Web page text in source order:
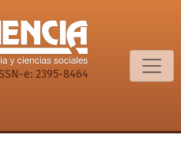
imprenta, política y
e: 2395-8464